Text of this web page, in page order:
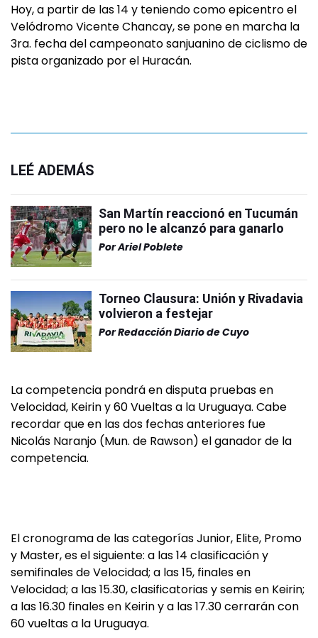
Hoy, a partir de las 14 y teniendo como epicentro el
Velódromo Vicente Chancay, se pone en marcha la
3ra. fecha del campeonato sanjuanino de ciclismo de
pista organizado por el Huracán.
LEÉ ADEMÁS
San Martín reaccionó en Tucumán
pero no le alcanzó para ganarlo
PorAriel Poblete
Torneo Clausura: Unión y Rivadavia
volvieron a festejar
PorRedacción Diario de Cuyo
La competencia pondrá en disputa pruebas en
Velocidad, Keirin y 60 Vueltas a la Uruguaya. Cabe
recordar que en las dos fechas anteriores fue
Nicolás Naranjo (Mun. de Rawson) el ganador de la
competencia.
El cronograma de las categorías Junior, Elite, Promo
y Master, es el siguiente: a las 14 clasificación y
semifinales de Velocidad; a las 15, finales en
Velocidad; a las 15.30, clasificatorias y semis en Keirin;
a las 16.30 finales en Keirin y a las 17.30 cerrarán con
60 vueltas a la Uruguaya.